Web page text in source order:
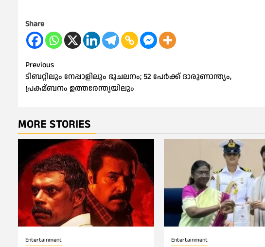
Share
Post
navigation
Previous
ടിബറ്റിലും നേപ്പാളിലും ഭൂചലനം; 52 പേര്‍ക്ക് ദാരുണാന്ത്യം,
പ്രകമ്ബനം ഉത്തരേന്ത്യയിലും
MORE STORIES
Entertainment Entertainment